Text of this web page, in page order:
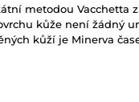
metodou Vacchetta
kůže není žádný
kůží je Minerva